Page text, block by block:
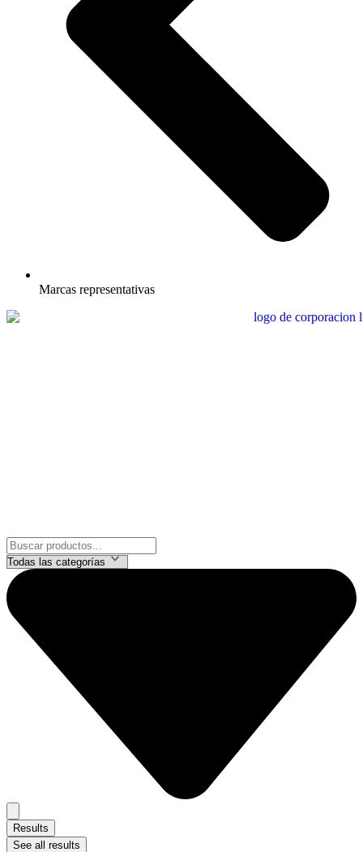
Marcas representativas
Results
See all results